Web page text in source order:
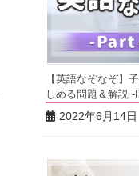
【英語なぞなぞ】
しめる問題＆解説 -
2022年6月14日